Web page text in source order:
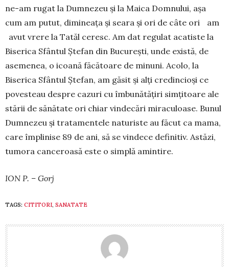
ne-am rugat la Dumnezeu şi la Maica Dom­nu­lui, aşa
cum am putut, dimineaţa şi seara şi ori de câte ori am
avut vre­re la Tatăl ceresc. Am dat regulat aca­tiste la
Biserica Sfântul Ştefan din Bucureşti, unde există, de
asemenea, o icoană făcă­toare de minuni. A­co­lo, la
Biserica Sfântul Ştefan, am găsit şi alţi cre­dincioşi ce
povesteau despre ca­zuri cu îmbu­nă­tăţiri simţi­toare ale
stării de sănătate ori chiar vin­decări mira­­cu­loa­se. Bunul
Dum­ne­zeu și trata­men­tele naturis­te au fă­cut ca mama,
care împlinise 89 de ani, să se vin­­dece de­finitiv. As­tăzi,
tu­­mora cance­roasă este o simplă a­min­tire.
ION P. – Gorj
TAGS: CITITORI, SANATATE